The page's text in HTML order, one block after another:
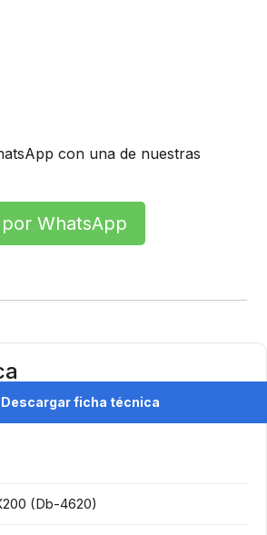
con una de nuestras
WhatsApp
Descargar ficha técnica
(Db-4620)